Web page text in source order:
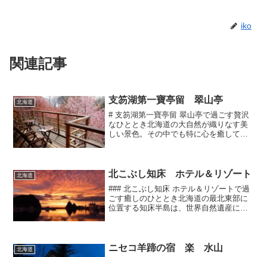
iko
関連記事
北海道 支笏湖第一寶亭留 翠山亭
# 支笏湖第一寶亭留 翠山亭で過ごす贅沢
なひととき北海道の大自然が織りなす美
しい景色。その中でも特に心を癒してく
そして、この支笏湖の...
北海道 北こぶし知床 ホテル＆リゾート
### 北こぶし知床 ホテル＆リゾートで過
ごす癒しのひととき北海道の最北東部に
位置する知床半島は、世界自然遺産にも
知床 ホテル＆リゾ...
北海道 ニセコ羊蹄の宿 楽 水山